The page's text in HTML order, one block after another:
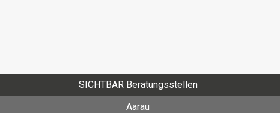
SICHTBAR Beratungsstellen
Aarau